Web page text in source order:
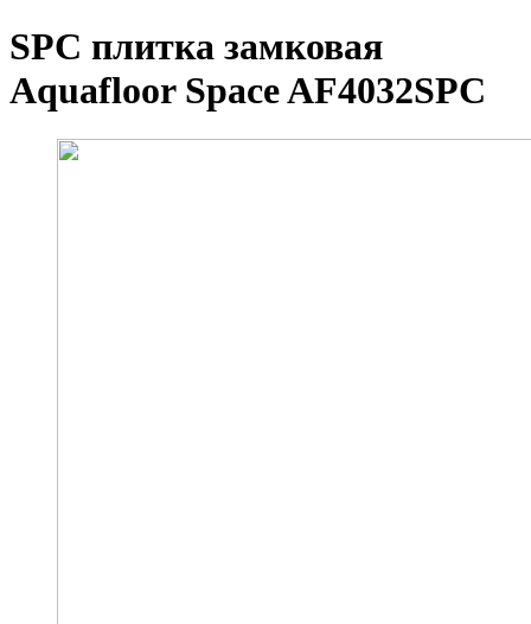
SPC плитка замковая
Aquafloor Space AF4032SPC